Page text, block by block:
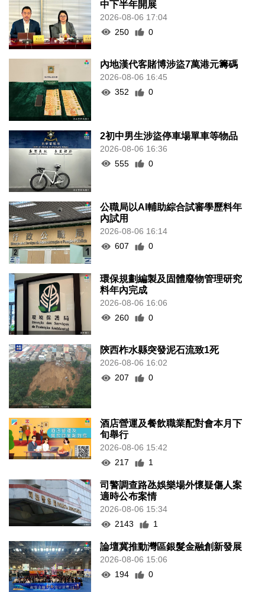
中下半年開展
2026-08-06 17:04
250
0
內地漢代客賭博涉盜7萬港元籌碼
2026-08-06 16:45
352
0
2初中男生涉盜停車場單車等物品
2026-08-06 16:36
555
0
公職局以AI輔助綜合試審學歷料年
內試用
2026-08-06 16:14
607
0
環保規劃編製及固體廢物管理研究
料年內完成
2026-08-06 16:06
260
0
陝西柞水縣突發泥石流致1死
2026-08-06 16:02
207
0
酒店營運及餐飲職業配對會本月下
旬舉行
2026-08-06 15:42
217
1
司警調查路氹娛樂場外懷疑傷人案
適時公布案情
2026-08-06 15:34
2143
1
論壇冀推動灣區銀髮金融創新發展
2026-08-06 15:06
194
0